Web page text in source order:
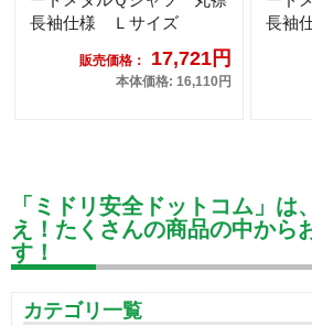
長袖仕様 Ｌサイズ
販売価格： 17,721円
本体価格: 16,110円
長袖
「ミドリ安全ドットコム」は
え！たくさんの商品の中から
す！
カテゴリ一覧